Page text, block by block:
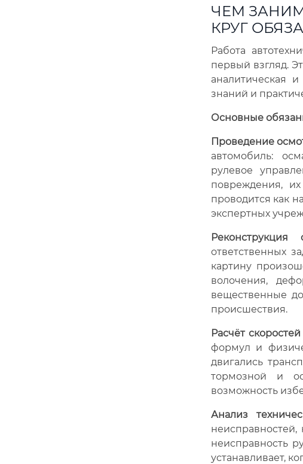
ЧЕМ
КРУГ
Работа
первый взгляд.
аналитическая
знаний и
Основные
Проведение
автомобиль:
рулевое
повреждения,
проводится как
экспертных
Реконструкция
ответственных
картину
волочения,
вещественные
происшествия.
Расчёт
формул и
двигались
тормозной и
возможность
Анализ
неисправность
устанавливает,